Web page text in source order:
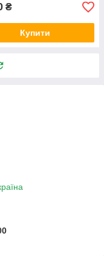
₴
Купити